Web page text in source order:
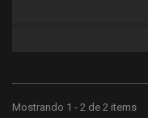
Mostrando 1 - 2 de 2 items